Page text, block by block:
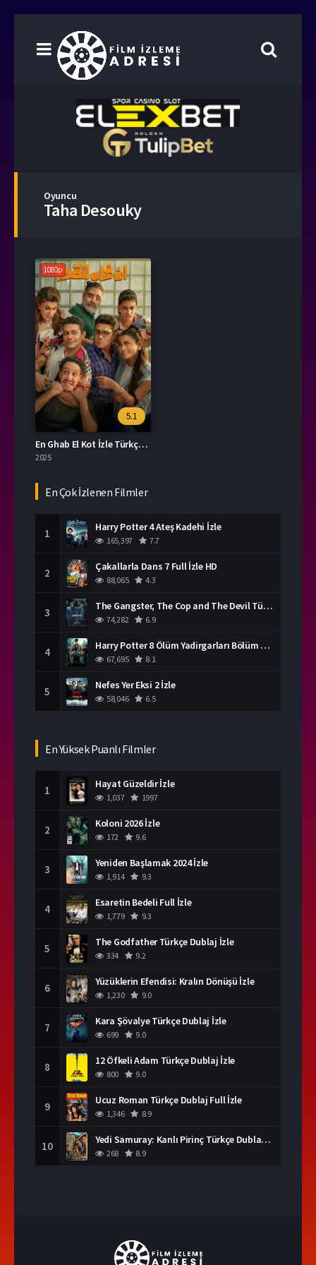
Oyuncu
Taha Desouky
1080p
5.1
En Ghab El Kot İzle Türkçe Dublaj
2025
En Çok İzlenen Filmler
1 Harry Potter 4 Ateş Kadehi İzle
165,397 7.7
2 Çakallarla Dans 7 Full İzle HD
88,065 4.3
3 The Gangster, The Cop and The Devil Türkçe Dublaj İzle
74,282 6.9
4 Harry Potter 8 Ölüm Yadirgarları Bölüm 2 İzle
67,695 8.1
5 Nefes Yer Eksi 2 İzle
58,046 6.5
En Yüksek Puanlı Filmler
1 Hayat Güzeldir İzle
1,037 1997
2 Koloni 2026 İzle
172 9.6
3 Yeniden Başlamak 2024 İzle
1,914 9.3
4 Esaretin Bedeli Full İzle
1,779 9.3
5 The Godfather Türkçe Dublaj İzle
334 9.2
6 Yüzüklerin Efendisi: Kralın Dönüşü İzle
1,230 9.0
7 Kara Şövalye Türkçe Dublaj İzle
699 9.0
8 12 Öfkeli Adam Türkçe Dublaj İzle
800 9.0
9 Ucuz Roman Türkçe Dublaj Full İzle
1,346 8.9
10 Yedi Samuray: Kanlı Pirinç Türkçe Dublaj İzle
268 8.9